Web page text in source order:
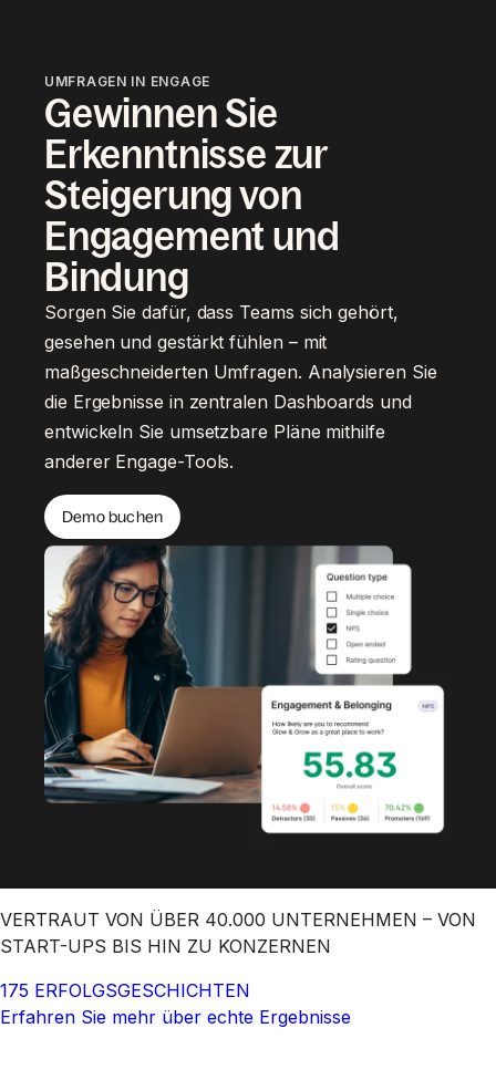
UMFRAGEN IN ENGAGE
Gewinnen Sie
Erkenntnisse zur
Steigerung von
Engagement und
Bindung
Sorgen Sie dafür, dass Teams sich gehört,
gesehen und gestärkt fühlen – mit
maßgeschneiderten Umfragen. Analysieren Sie
die Ergebnisse in zentralen Dashboards und
entwickeln Sie umsetzbare Pläne mithilfe
anderer Engage-Tools.
Demo buchen
VERTRAUT VON ÜBER 40.000 UNTERNEHMEN – VON
START-UPS BIS HIN ZU KONZERNEN
175 ERFOLGSGESCHICHTEN
Erfahren Sie mehr über echte Ergebnisse